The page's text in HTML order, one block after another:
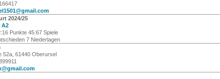
2024/25
A2
Punkte 45:67 Spiele
7 Niederlagen
52a, 61440 Oberursel